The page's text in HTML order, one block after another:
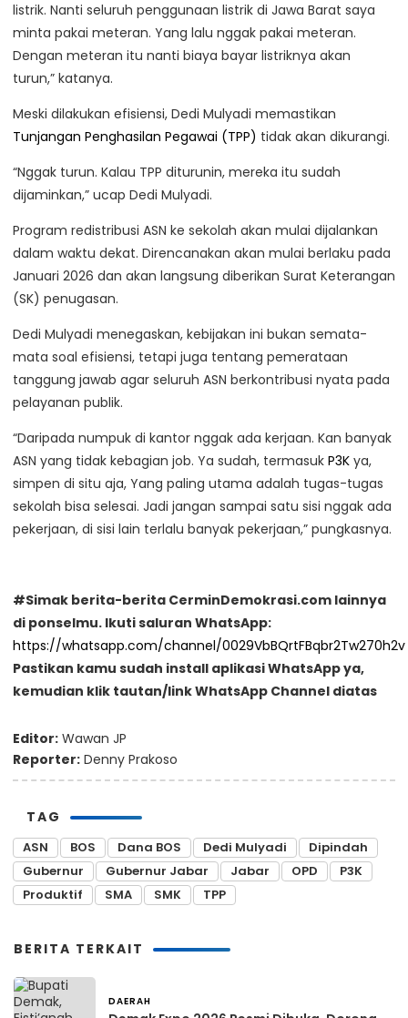
listrik. Nanti seluruh penggunaan listrik di Jawa Barat saya
minta pakai meteran. Yang lalu nggak pakai meteran.
Dengan meteran itu nanti biaya bayar listriknya akan
turun,” katanya.
Meski dilakukan efisiensi, Dedi Mulyadi memastikan
Tunjangan Penghasilan Pegawai (TPP) tidak akan dikurangi.
“Nggak turun. Kalau TPP diturunin, mereka itu sudah
dijaminkan,” ucap Dedi Mulyadi.
Program redistribusi ASN ke sekolah akan mulai dijalankan
dalam waktu dekat. Direncanakan akan mulai berlaku pada
Januari 2026 dan akan langsung diberikan Surat Keterangan
(SK) penugasan.
Dedi Mulyadi menegaskan, kebijakan ini bukan semata-
mata soal efisiensi, tetapi juga tentang pemerataan
tanggung jawab agar seluruh ASN berkontribusi nyata pada
pelayanan publik.
“Daripada numpuk di kantor nggak ada kerjaan. Kan banyak
ASN yang tidak kebagian job. Ya sudah, termasuk P3K ya,
simpen di situ aja, Yang paling utama adalah tugas-tugas
sekolah bisa selesai. Jadi jangan sampai satu sisi nggak ada
pekerjaan, di sisi lain terlalu banyak pekerjaan,” pungkasnya.
#Simak berita-berita CerminDemokrasi.com lainnya
di ponselmu. Ikuti saluran WhatsApp:
https://whatsapp.com/channel/0029VbBQrtFBqbr2Tw270h2v
Pastikan kamu sudah install aplikasi WhatsApp ya,
kemudian klik tautan/link WhatsApp Channel diatas
Editor: Wawan JP
Reporter: Denny Prakoso
TAG
ASN BOS Dana BOS Dedi Mulyadi
Dipindah
Gubernur
Gubernur Jabar Jabar OPD
P3K
Produktif
SMA SMK TPP
BERITA TERKAIT
DAERAH